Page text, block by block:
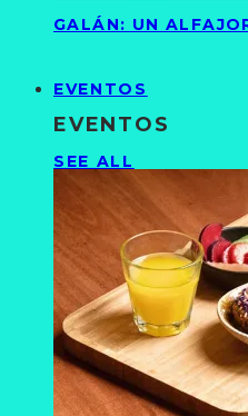
GALÁN: UN
EVENTOS
EVENTOS
SEE ALL